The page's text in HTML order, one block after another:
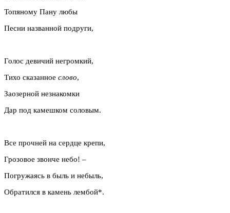
Топяному Пану любы
Песни названной подруги,
Голос девичий негромкий,
Тихо сказанное слово,
Заозерной незнакомки
Дар под камешком соловым.
Все прочней на сердце крепи,
Грозовое звонче небо! –
Погружаясь в быль и небыль,
Обратился в камень лембой*.